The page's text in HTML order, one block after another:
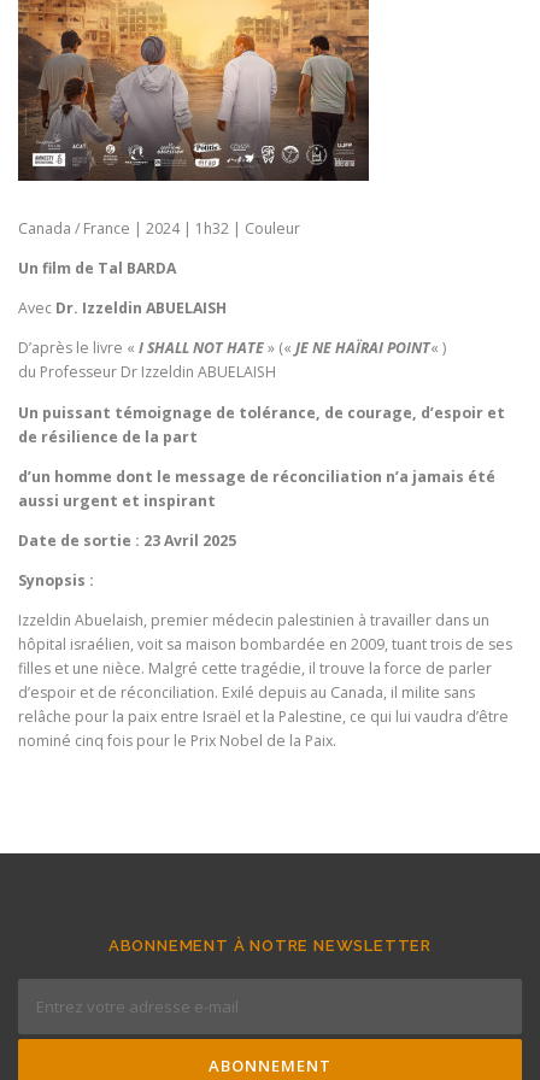
Canada / France | 2024 | 1h32 | Couleur
Un film de Tal BARDA
Avec Dr. Izzeldin ABUELAISH
D’après le livre « I SHALL NOT HATE» (« JE NE HAÏRAI POINT« )
du Professeur Dr Izzeldin ABUELAISH
Un puissant témoignage de tolérance, de courage, d’espoir et
de résilience de la part
d’un homme dont le message de réconciliation n’a jamais été
aussi urgent et inspirant
Date de sortie : 23 Avril 2025
Synopsis :
Izzeldin Abuelaish, premier médecin palestinien à travailler dans un
hôpital israélien, voit sa maison bombardée en 2009, tuant trois de ses
filles et une nièce. Malgré cette tragédie, il trouve la force de parler
d’espoir et de réconciliation. Exilé depuis au Canada, il milite sans
relâche pour la paix entre Israël et la Palestine, ce qui lui vaudra d’être
nominé cinq fois pour le Prix Nobel de la Paix.
ABONNEMENT À NOTRE NEWSLETTER